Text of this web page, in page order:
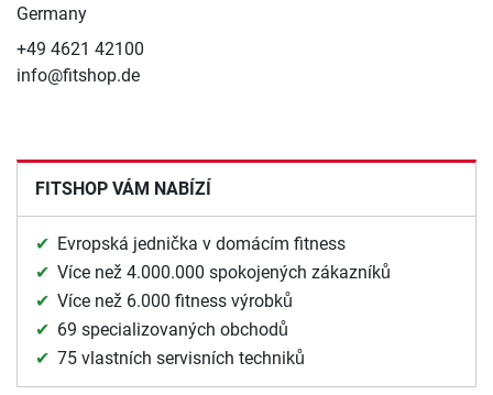
Germany
+49 4621 42100
info@fitshop.de
FITSHOP VÁM NABÍZÍ
Evropská jednička v domácím fitness
Více než 4.000.000 spokojených zákazníků
Více než 6.000 fitness výrobků
69 specializovaných obchodů
75 vlastních servisních techniků